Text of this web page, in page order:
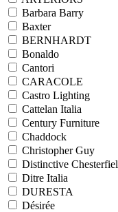
Barbara Barry
Baxter
BERNHARDT
Bonaldo
Cantori
CARACOLE
Castro Lighting
Cattelan Italia
Century Furniture
Chaddock
Christopher Guy
Distinctive
Ditre Italia
DURESTA
Désirée